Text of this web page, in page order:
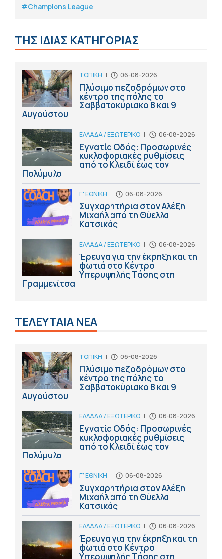
#Champions League
ΤΗΣ ΙΔΙΑΣ ΚΑΤΗΓΟΡΙΑΣ
ΤΟΠΙΚΗ | 06-08-2026
Πλύσιμο πεζοδρόμων στο
κέντρο της πόλης το
Σαββατοκύριακο 8 και 9
Αυγούστου
ΕΛΛΑΔΑ / ΕΞΩΤΕΡΙΚΟ | 06-08-2026
Εγνατία Οδός: Προσωρινές
κυκλοφοριακές ρυθμίσεις
από το Κλειδί έως τον
Πολύμυλο
Γ' ΕΘΝΙΚΗ | 06-08-2026
Συγχαρητήρια στον Αλέξη
Μιχαήλ από τη Θύελλα
Κατσικάς
ΕΛΛΑΔΑ / ΕΞΩΤΕΡΙΚΟ | 06-08-2026
Έρευνα για την έκρηξη και τη
φωτιά στο Κέντρο
Υπερυψηλής Τάσης στη
Γραμμενίτσα
ΤΕΛΕΥΤΑΙΑ ΝΕΑ
ΤΟΠΙΚΗ | 06-08-2026
Πλύσιμο πεζοδρόμων στο
κέντρο της πόλης το
Σαββατοκύριακο 8 και 9
Αυγούστου
ΕΛΛΑΔΑ / ΕΞΩΤΕΡΙΚΟ | 06-08-2026
Εγνατία Οδός: Προσωρινές
κυκλοφοριακές ρυθμίσεις
από το Κλειδί έως τον
Πολύμυλο
Γ' ΕΘΝΙΚΗ | 06-08-2026
Συγχαρητήρια στον Αλέξη
Μιχαήλ από τη Θύελλα
Κατσικάς
ΕΛΛΑΔΑ / ΕΞΩΤΕΡΙΚΟ | 06-08-2026
Έρευνα για την έκρηξη και τη
φωτιά στο Κέντρο
Υπερυψηλής Τάσης στη